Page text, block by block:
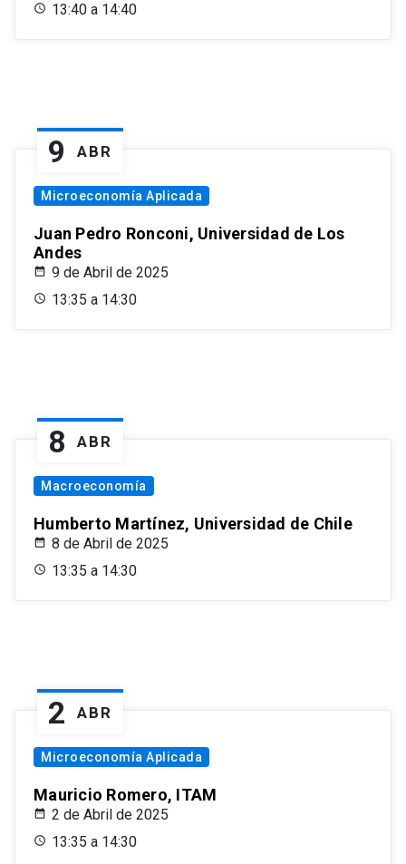
13:40 a 14:40
9 ABR
Microeconomía Aplicada
Juan Pedro Ronconi, Universidad de Los
Andes
9 de Abril de 2025
13:35 a 14:30
8 ABR
Macroeconomía
Humberto Martínez, Universidad de Chile
8 de Abril de 2025
13:35 a 14:30
2 ABR
Microeconomía Aplicada
Mauricio Romero, ITAM
2 de Abril de 2025
13:35 a 14:30